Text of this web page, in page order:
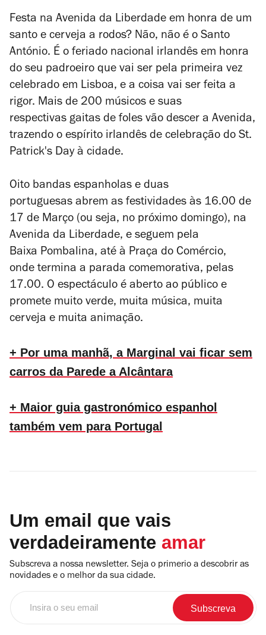
Festa na Avenida da Liberdade em honra de um
santo e cerveja a rodos? Não, não é o Santo
António. É o feriado nacional irlandês em honra
do seu padroeiro que vai ser pela primeira vez
celebrado em Lisboa, e a coisa vai ser feita a
rigor. Mais de 200 músicos e suas
respectivas gaitas de foles vão descer a Avenida,
trazendo o espírito irlandês de celebração do St.
Patrick's Day à cidade.
Oito bandas espanholas e duas
portuguesas abrem as festividades às 16.00 de
17 de Março (ou seja, no próximo domingo), na
Avenida da Liberdade, e seguem pela
Baixa Pombalina, até à Praça do Comércio,
onde termina a parada comemorativa, pelas
17.00. O espectáculo é aberto ao público e
promete muito verde, muita música, muita
cerveja e muita animação.
+ Por uma manhã, a Marginal vai ficar sem
carros da Parede a Alcântara
+ Maior guia gastronómico espanhol
também vem para Portugal
Um email que vais
verdadeiramente amar
Subscreva a nossa newsletter. Seja o primerio a descobrir as
novidades e o melhor da sua cidade.